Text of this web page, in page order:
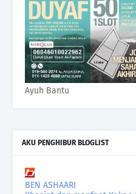
Ayuh Bantu
AKU PENGHIBUR BLOGLIST
BEN ASHAARI